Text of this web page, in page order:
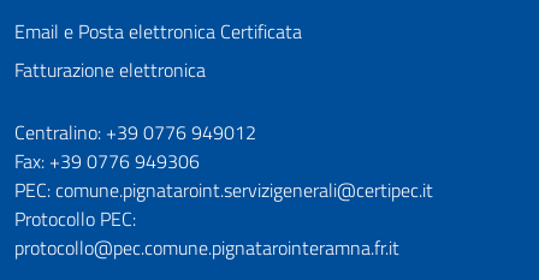
Email e Posta elettronica Certificata
Fatturazione elettronica
Numeri utili
Centralino: +39 0776 949012
Fax: +39 0776 949306
PEC: comune.pignataroint.servizigenerali@certipec.it
Protocollo PEC:
protocollo@pec.comune.pignatarointeramna.fr.it